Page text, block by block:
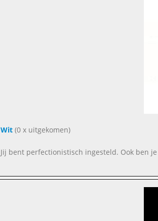
Wit(0 x uitgekomen)
Jij bent perfectionistisch ingesteld. Ook ben